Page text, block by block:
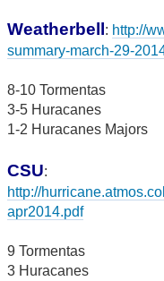
Weatherbell : http://
summary-march-29-
8-10 Tormentas
3-5 Huracanes
1-2 Huracanes Majors
CSU:
http://
apr2014.pdf
9 Tormentas
3 Huracanes